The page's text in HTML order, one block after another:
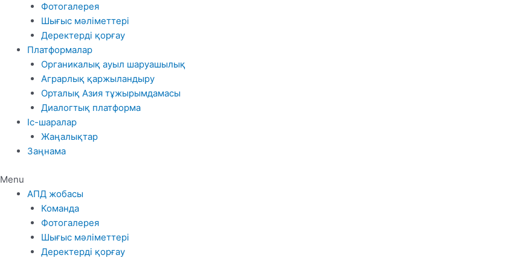
Фотогалерея
Шығыс мәліметтері
Деректерді қорғау
Платформалар
Органикалық ауыл шаруашылық
Аграрлық қаржыландыру
Орталық Азия тұжырымдамасы
Диалогтық платформа
Іс-шаралар
Жаңалықтар
Заңнама
Menu
АПД жобасы
Команда
Фотогалерея
Шығыс мәліметтері
Деректерді қорғау